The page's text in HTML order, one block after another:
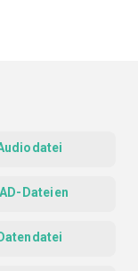
Dateien
Datendatei